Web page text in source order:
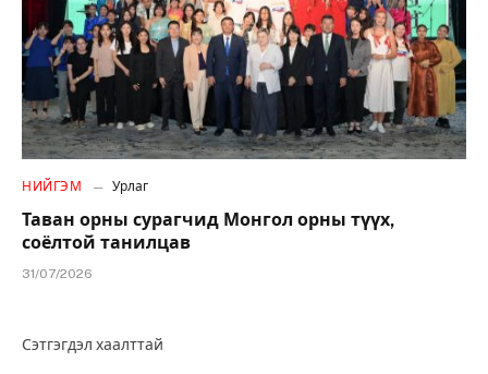
НИЙГЭМ Урлаг
Таван орны сурагчид Монгол орны түүх,
соёлтой танилцав
31/07/2026
Сэтгэгдэл хаалттай